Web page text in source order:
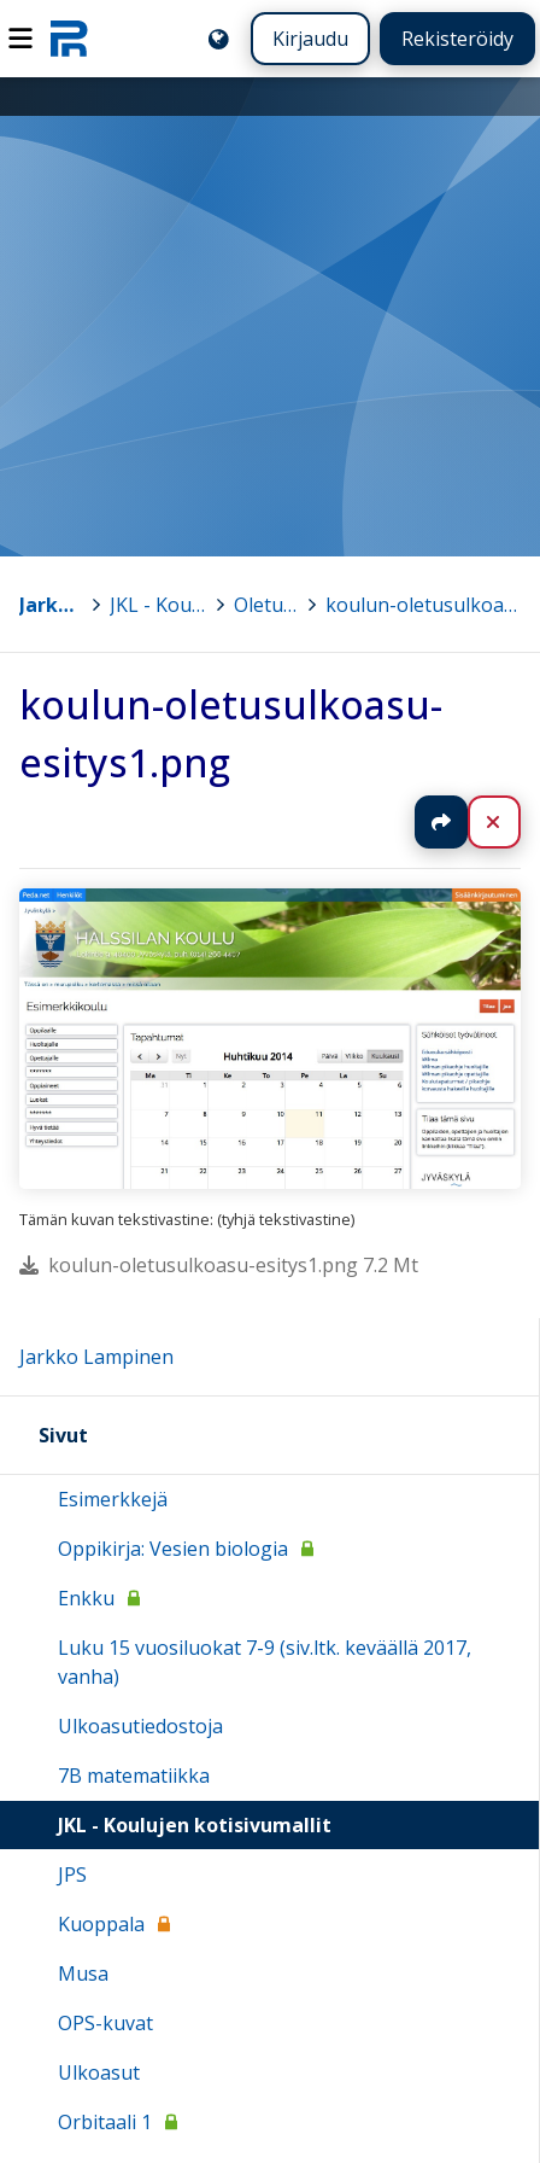
Kirjaudu Rekisteröidy
Jarkko Lampinen > JKL - Koulujen kotisivumallit > Oletusvaihtoehdot > koulun-oletusulkoasu-esitys1.png
koulun-oletusulkoasu-
esitys1.png
Jaa
Tämän kuvan tekstivastine: (tyhjä tekstivastine)
koulun-oletusulkoasu-esitys1.png 7.2 Mt
Jarkko Lampinen
Sivut
Esimerkkejä
Oppikirja: Vesien biologia
Enkku
Luku 15 vuosiluokat 7-9 (siv.ltk. keväällä 2017,
vanha)
Ulkoasutiedostoja
7B matematiikka
JKL - Koulujen kotisivumallit
JPS
Kuoppala
Musa
OPS-kuvat
Ulkoasut
Orbitaali 1